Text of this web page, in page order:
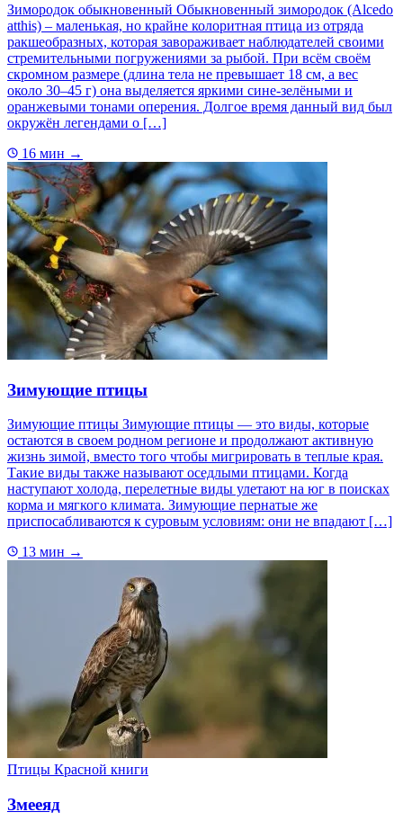
Зимородок обыкновенный Обыкновенный зимородок (Alcedo
atthis) – маленькая, но крайне колоритная птица из отряда
ракшеобразных, которая завораживает наблюдателей своими
стремительными погружениями за рыбой. При всём своём
скромном размере (длина тела не превышает 18 см, а вес
около 30–45 г) она выделяется яркими сине-зелёными и
оранжевыми тонами оперения. Долгое время данный вид был
окружён легендами о […]
16 мин →
Зимующие птицы
Зимующие птицы Зимующие птицы — это виды, которые
остаются в своем родном регионе и продолжают активную
жизнь зимой, вместо того чтобы мигрировать в теплые края.
Такие виды также называют оседлыми птицами. Когда
наступают холода, перелетные виды улетают на юг в поисках
корма и мягкого климата. Зимующие пернатые же
приспосабливаются к суровым условиям: они не впадают […]
13 мин →
Птицы Красной книги
Змееяд